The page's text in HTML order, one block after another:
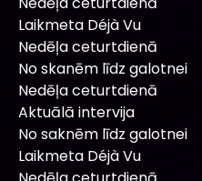
Laikmeta Déjà Vu
Nedēļa ceturtdienā
No skanēm līdz galotnei
Nedēļa ceturtdienā
Aktuālā intervija
No saknēm līdz galotnei
Laikmeta Déjà Vu